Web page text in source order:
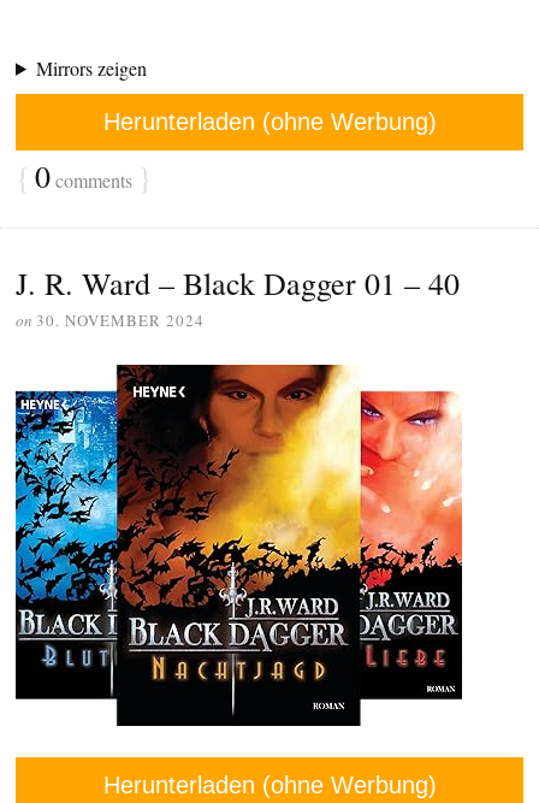
Mirrors zeigen
Herunterladen (ohne Werbung)
{ 0comments }
J. R. Ward – Black Dagger 01 – 40
on 30. NOVEMBER 2024
Herunterladen (ohne Werbung)